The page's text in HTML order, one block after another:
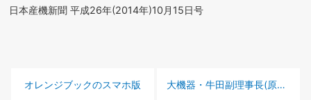
日本産機新聞 平成26年(2014年)10月15日号
前の記事 :
オレンジブックのスマホ版 次の記事 :
大機器・牛田副理事長(原口機工社長)